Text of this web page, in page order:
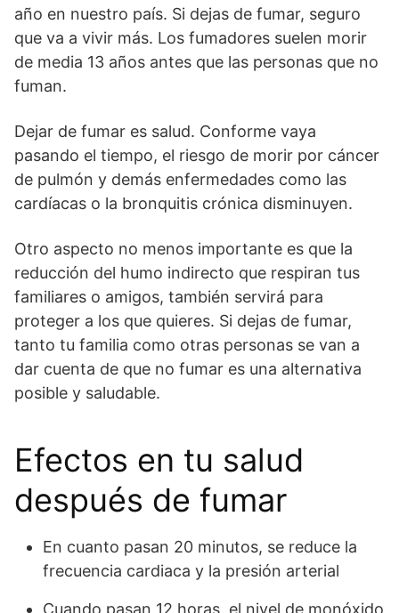
año en nuestro país. Si dejas de fumar, seguro
que va a vivir más. Los fumadores suelen morir
de media 13 años antes que las personas que no
fuman.
Dejar de fumar es salud. Conforme vaya
pasando el tiempo, el riesgo de morir por cáncer
de pulmón y demás enfermedades como las
cardíacas o la bronquitis crónica disminuyen.
Otro aspecto no menos importante es que la
reducción del humo indirecto que respiran tus
familiares o amigos, también servirá para
proteger a los que quieres. Si dejas de fumar,
tanto tu familia como otras personas se van a
dar cuenta de que no fumar es una alternativa
posible y saludable.
Efectos en tu salud
después de fumar
En cuanto pasan 20 minutos, se reduce la
frecuencia cardiaca y la presión arterial
Cuando pasan 12 horas, el nivel de monóxido